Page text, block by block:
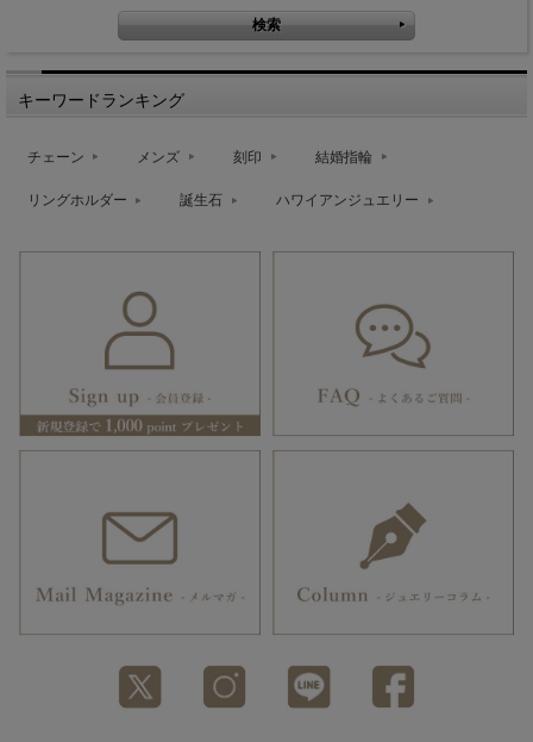
キーワードランキング
チェーン メンズ 刻印 結婚指輪
リングホルダー 誕生石 ハワイアンジュエリー